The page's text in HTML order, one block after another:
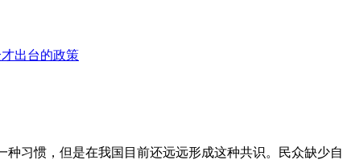
出台的政策
习惯，但是在我国目前还远远形成这种共识。民众缺少